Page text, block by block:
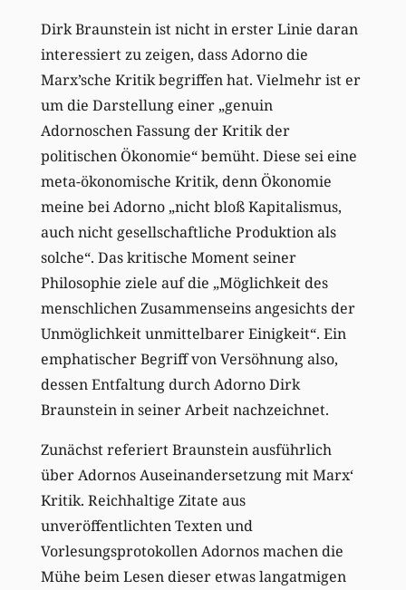
Dirk Braunstein ist nicht in erster Linie daran
interessiert zu zeigen, dass Adorno die
Marx’sche Kritik begriffen hat. Vielmehr ist er
um die Darstellung einer „genuin
Adornoschen Fassung der Kritik der
politischen Ökonomie“ bemüht. Diese sei eine
meta-ökonomische Kritik, denn Ökonomie
meine bei Adorno „nicht bloß Kapitalismus,
auch nicht gesellschaftliche Produktion als
solche“. Das kritische Moment seiner
Philosophie ziele auf die „Möglichkeit des
menschlichen Zusammenseins angesichts der
Unmöglichkeit unmittelbarer Einigkeit“. Ein
emphatischer Begriff von Versöhnung also,
dessen Entfaltung durch Adorno Dirk
Braunstein in seiner Arbeit nachzeichnet.
Zunächst referiert Braunstein ausführlich
über Adornos Auseinandersetzung mit Marx‘
Kritik. Reichhaltige Zitate aus
unveröffentlichten Texten und
Vorlesungsprotokollen Adornos machen die
Mühe beim Lesen dieser etwas langatmigen